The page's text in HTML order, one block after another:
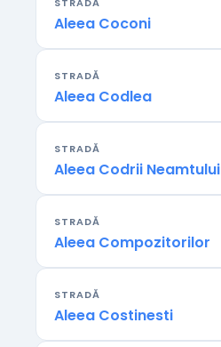
Aleea Coconi
STRADĂ
Aleea Codlea
STRADĂ
Aleea Codrii Neamtului
STRADĂ
Aleea Compozitorilor
STRADĂ
Aleea Costinesti